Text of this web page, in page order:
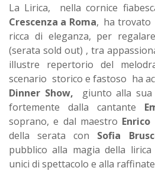
La Lirica, nella cornice
Crescenza a Roma, ha trovato
ricca di eleganza, per
(serata sold out) , tra
illustre repertorio del
scenario storico e fastoso ha
Dinner Show, giunto alla sua
fortemente dalla cantante
soprano, e dal maestro
della serata con Sofia
pubblico alla magia della
unici di spettacolo e alla